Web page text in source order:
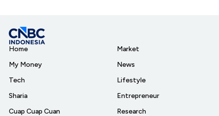
Home
My Money
Tech
Sharia
Cuap Cuap Cuan
Market
News
Lifestyle
Entrepreneur
Research